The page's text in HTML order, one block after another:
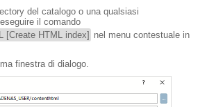
del catalogo o una qualsiasi
il comando
[Create HTML index] nel menu contestuale in
finestra di dialogo.